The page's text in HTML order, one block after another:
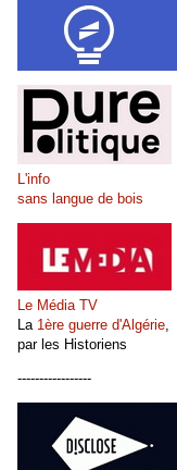
L'info
sans langue de bois
Le Média TV
La 1ère guerre d'Algérie
par les Historiens
-----------------